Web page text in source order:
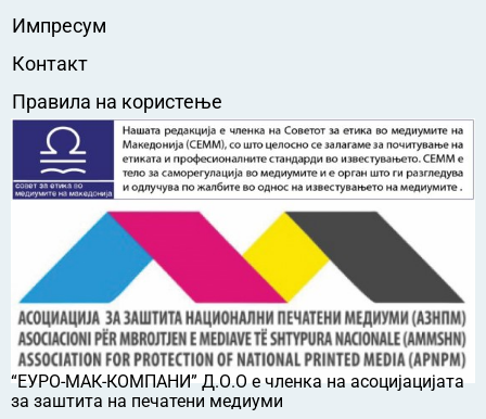
Импресум
Контакт
Правила на користење
“ЕУРО-МАК-КОМПАНИ” Д.О.О е членка на асоцијацијата
за заштита на печатени медиуми